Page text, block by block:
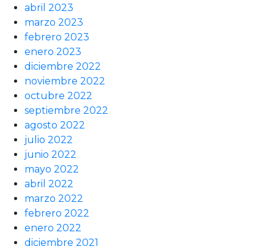
abril 2023
marzo 2023
febrero 2023
enero 2023
diciembre 2022
noviembre 2022
octubre 2022
septiembre 2022
agosto 2022
julio 2022
junio 2022
mayo 2022
abril 2022
marzo 2022
febrero 2022
enero 2022
diciembre 2021